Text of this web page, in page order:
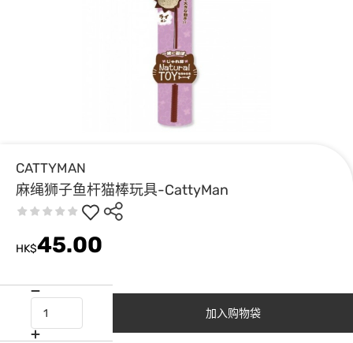
CATTYMAN
麻绳狮子鱼杆猫棒玩具-CattyMan
HK$45.00
加入购物袋